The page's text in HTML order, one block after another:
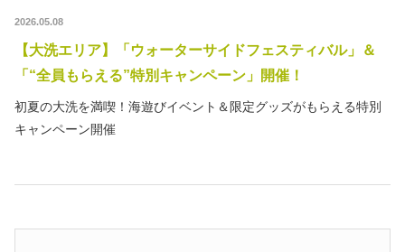
2026.05.08
【大洗エリア】「ウォーターサイドフェスティバル」＆
「“全員もらえる”特別キャンペーン」開催！
初夏の大洗を満喫！海遊びイベント＆限定グッズがもらえる特別
キャンペーン開催